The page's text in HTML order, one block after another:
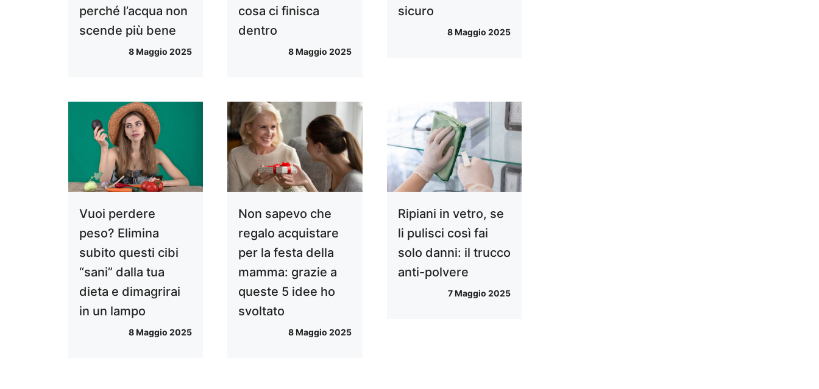
perché l’acqua non
scende più bene
8 Maggio 2025
cosa ci finisca
dentro
8 Maggio 2025
sicuro
8 Maggio 2025
Vuoi perdere
peso? Elimina
subito questi cibi
“sani” dalla tua
dieta e dimagrirai
in un lampo
8 Maggio 2025
Non sapevo che
regalo acquistare
per la festa della
mamma: grazie a
queste 5 idee ho
svoltato
8 Maggio 2025
Ripiani in vetro, se
li pulisci così fai
solo danni: il trucco
anti-polvere
7 Maggio 2025